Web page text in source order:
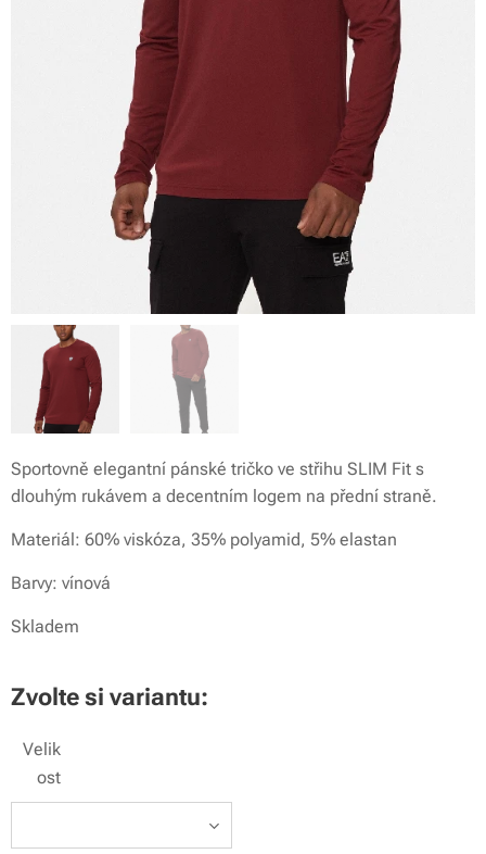
Sportovně elegantní pánské tričko ve střihu SLIM Fit s
dlouhým rukávem a decentním logem na přední straně.
Materiál: 60% viskóza, 35% polyamid, 5% elastan
Barvy: vínová
Skladem
Zvolte si variantu:
Velik
ost